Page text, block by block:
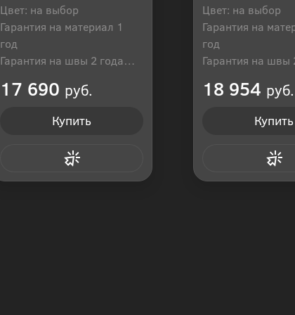
Цвет: на выбор
Гарантия на материал 1
год
Гарантия на швы 2 года
17 690 руб.
Купить
Цвет: на выбор
Гарантия на
год
Гарантия на швы
18 954 руб.
Купить